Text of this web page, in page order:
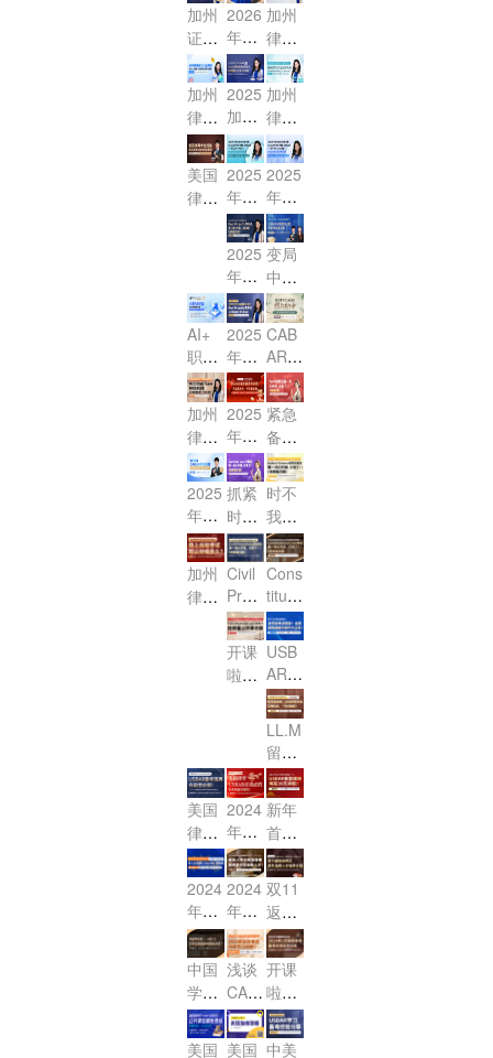
邦法
MBE
核心
串讲
-
行中-
MBE
证据
法限
时体
验课
行中
- MB
E合
同法
限时
体验
课！
冲刺
班火
热进
行中
- MB
E民
诉法
限时
体验
终极
冲
刺，
最后
2周
必做
事
项！
考前
30天
冲刺
- 联
邦法
MBE
提分
大揭
秘！
加州
证据
法
（Evi
denc
e）
核心
考点
冲刺
年2
月加
州律
考！
2026
年2
月美
国加
州律
师CA
BAR
考试
专享
会
加州
律考
信托
法
（Tr
ust
s）
核心
考点
精
讲，
攻克
高频
难点
加州
律考
核心
小法
精
讲：
考点
突破
与高
分策
略
2025
加州
律考
代理
与合
伙法
精
讲：
Sere
na带
你攻
克高
频考
点，
带你
突
破‘小
法’失
分重
灾
区！"
加州
律考
公司
法高
效突
破：
中美
执业
讲师
带你
直击
核
心，
稳-p
ass
高
分！
美国
律师
拿证
流程
与备
考高
效路
径
2025
年7
月考
期大
冲刺
Essa
y & P
T守
分利
器
+万
能公
式
——
第二
弹
（PT
篇）！
2025
年7
月考
期大
冲刺
Essa
y & P
T守
分利
器
+万
能公
式
——
第一
弹
（Es
say
篇）！
2025
年CA
BAR
火热
报名
中 R
eal P
roper
ty物
权法
第二
讲公
开
课，
亮相
啦！
变局
中的
选
择：
2025
全球
法治
格局
下，
USB
AR与
香港
OLQ
E的
职业
突围
之路
AI+
职业
赋
能：
涉外
法律
职场
变革
与机
遇 暨
威普
爱生
教育
2025
年CA
BAR
报名
开始
啦！
你准
备好
了
吗？
CAB
AR报
名进
行
中，
4月3
0日
前提
交申
请省
下延
迟
费！
加州
律考
MBE
改M
C
Q！7
月律
考新
动态
单选
题 公
开课
邀您
参
加！
2025
年蛇
年新
春首
播 灵
蛇献
瑞，
首战
必
胜！
紧急
备
战！
2025
年CA
BAR
考试
临
近！
2025
年2
月CA
BAR
考前
准备
抓紧
时
间！
2025
CAB
AR报
名已
启
动！
时不
我
待：
2025
CAB
AR报
名通
道已
开
放！
Fede
ral E
viden
ce联
邦证
据法
第一
讲公
开
课，
它来
了！！
加州
律师
可以
持续
多
久？
Civil
Proc
edur
e民
诉
法：
开
课）
Cons
titutio
nal L
aw宪
法：
第一
讲
（公
开
课）
开课
啦：
在
即，
Cons
titutio
nal L
aw
（美
国宪
法）
公开
课名
额免
费
USB
AR·
美国
律考
公开
课
之“合
同
法”来
啦！
LL.M
留学
全攻
略：
从选
校到
毕业
及考
BA
R，
一站
式解
答！
美国
律考
USB
AR改
制来
袭，
如何
抓住
为数
不多
的考
2024
年龙
年开
工首
播：
龙腾
律
界，
首战
必
胜，
新年
首
战，
2024
年2
月US
BAR
美国
律
考，
考前
2024
年法
学院
新
生“春
季入
学礼
包”
2024
年不
让内
卷变
内耗,
看涉
外法
律服
双11
返场
系列
之涉
外法
律人
才培
养计
中国
学生
读LL.
M或
浅谈
CAB
AR加
州律
开课
啦，
2024
年2
美国 美国 中美